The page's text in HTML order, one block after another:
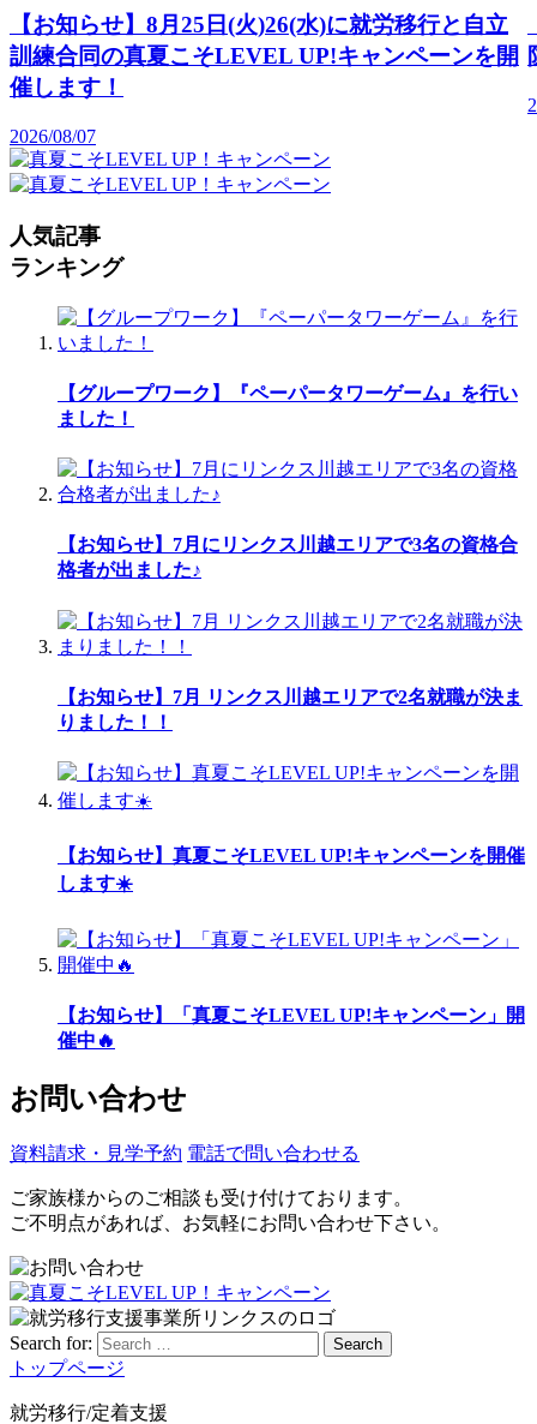
【お知らせ】8月25日(火)26(水)に就労移行と自立
訓練合同の真夏こそLEVEL UP!キャンペーンを開
催します！
2026/08/07
人気記事
ランキング
【グループワーク】『ペーパータワーゲーム』を行い
ました！
【お知らせ】7月にリンクス川越エリアで3名の資格合
格者が出ました♪
【お知らせ】7月 リンクス川越エリアで2名就職が決ま
りました！！
【お知らせ】真夏こそLEVEL UP!キャンペーンを開催
します☀️
【お知らせ】「真夏こそLEVEL UP!キャンペーン」開
催中🔥
お問い合わせ
資料請求・見学予約 電話で問い合わせる
ご家族様からのご相談も受け付けております。
ご不明点があれば、お気軽にお問い合わせ下さい。
Search for: Search
トップページ
就労移行/定着支援